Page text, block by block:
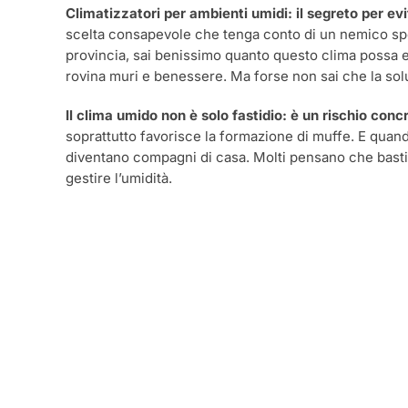
Climatizzatori per ambienti umidi: il segreto per
scelta consapevole che tenga conto di un nemico
provincia, sai benissimo quanto questo clima
rovina muri e benessere. Ma forse non sai che la
Il clima umido non è solo fastidio: è un rischio
soprattutto favorisce la formazione di muffe. E
diventano compagni di casa. Molti pensano che
gestire l’umidità.